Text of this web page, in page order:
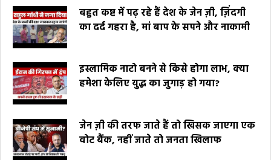
बहुत कष्ट में पढ़ रहे हैं देश के जेन ज़ी, ज़िंदगी
का दर्द गहरा है, मां बाप के सपने और नाकामी
इस्लामिक नाटो बनने से किसे होगा लाभ, क्या
हमेशा केलिए युद्ध का जुगाड़ हो गया?
जेन ज़ी की तरफ जाते हैं तो खिसक जाएगा एक
वोट बैंक, नहीं जाते तो जनता खिलाफ